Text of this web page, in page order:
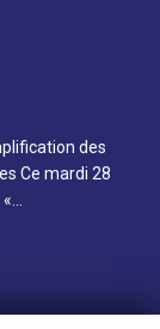
des
Ce mardi 28